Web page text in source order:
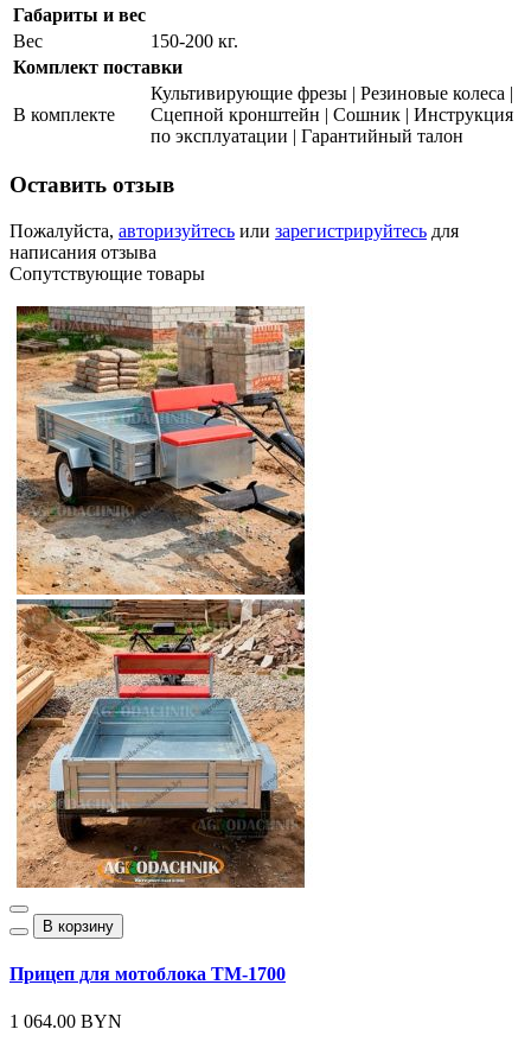
Габариты и вес
Вес
150-200 кг.
Комплект поставки
В комплекте
Культивирующие фрезы | Резиновые колеса |
Сцепной кронштейн | Сошник | Инструкция
по эксплуатации | Гарантийный талон
Оставить отзыв
Пожалуйста, авторизуйтесь или зарегистрируйтесь для
написания отзыва
Сопутствующие товары
В корзину
Прицеп для мотоблока ТМ-1700
1 064.00 BYN